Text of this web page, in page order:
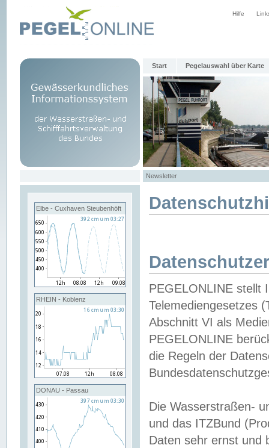
Hilfe
Start Pegelauswahl über Karte
Newsletter
Elbe - Cuxhaven Steubenhöft
RHEIN - Koblenz
DONAU - Passau
PEGELONLINE stellt
Telemediengesetzes
Abschnitt VI als
PEGELONLINE
die Regeln der
Die Wasserstraßen-
und das ITZBund
Daten sehr ernst und